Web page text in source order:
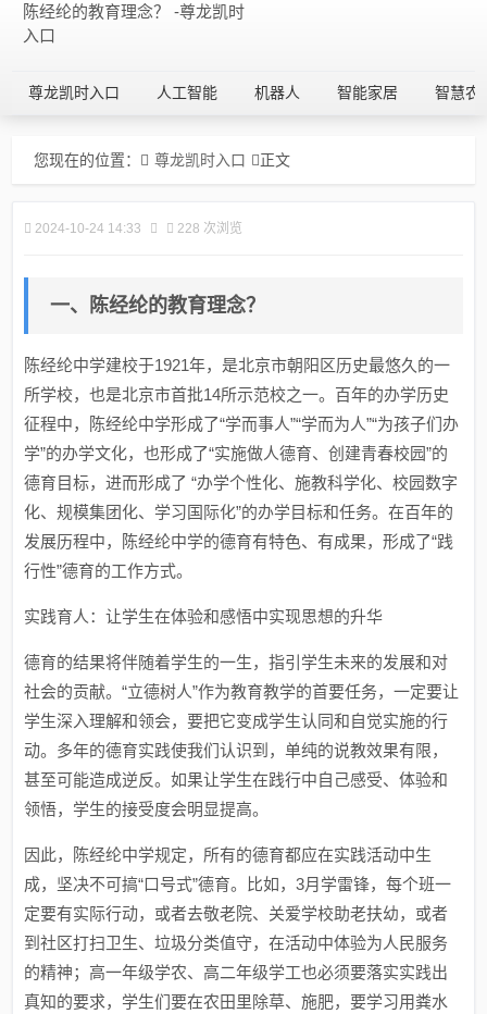
陈经纶的教育理念？ -尊龙凯时
入口
尊龙凯时入口 人工智能 机器人 智能家居 智慧农
您现在的位置： 尊龙凯时入口 正文
2024-10-24 14:33 228 次浏览
一、陈经纶的教育理念？
陈经纶中学建校于1921年，是北京市朝阳区历史最悠久的一
所学校，也是北京市首批14所示范校之一。百年的办学历史
征程中，陈经纶中学形成了“学而事人”“学而为人”“为孩子们办
学”的办学文化，也形成了“实施做人德育、创建青春校园”的
德育目标，进而形成了 “办学个性化、施教科学化、校园数字
化、规模集团化、学习国际化”的办学目标和任务。在百年的
发展历程中，陈经纶中学的德育有特色、有成果，形成了“践
行性”德育的工作方式。
实践育人：让学生在体验和感悟中实现思想的升华
德育的结果将伴随着学生的一生，指引学生未来的发展和对
社会的贡献。“立德树人”作为教育教学的首要任务，一定要让
学生深入理解和领会，要把它变成学生认同和自觉实施的行
动。多年的德育实践使我们认识到，单纯的说教效果有限，
甚至可能造成逆反。如果让学生在践行中自己感受、体验和
领悟，学生的接受度会明显提高。
因此，陈经纶中学规定，所有的德育都应在实践活动中生
成，坚决不可搞“口号式”德育。比如，3月学雷锋，每个班一
定要有实际行动，或者去敬老院、关爱学校助老扶幼，或者
到社区打扫卫生、垃圾分类值守，在活动中体验为人民服务
的精神；高一年级学农、高二年级学工也必须要落实实践出
真知的要求，学生们要在农田里除草、施肥，要学习用粪水